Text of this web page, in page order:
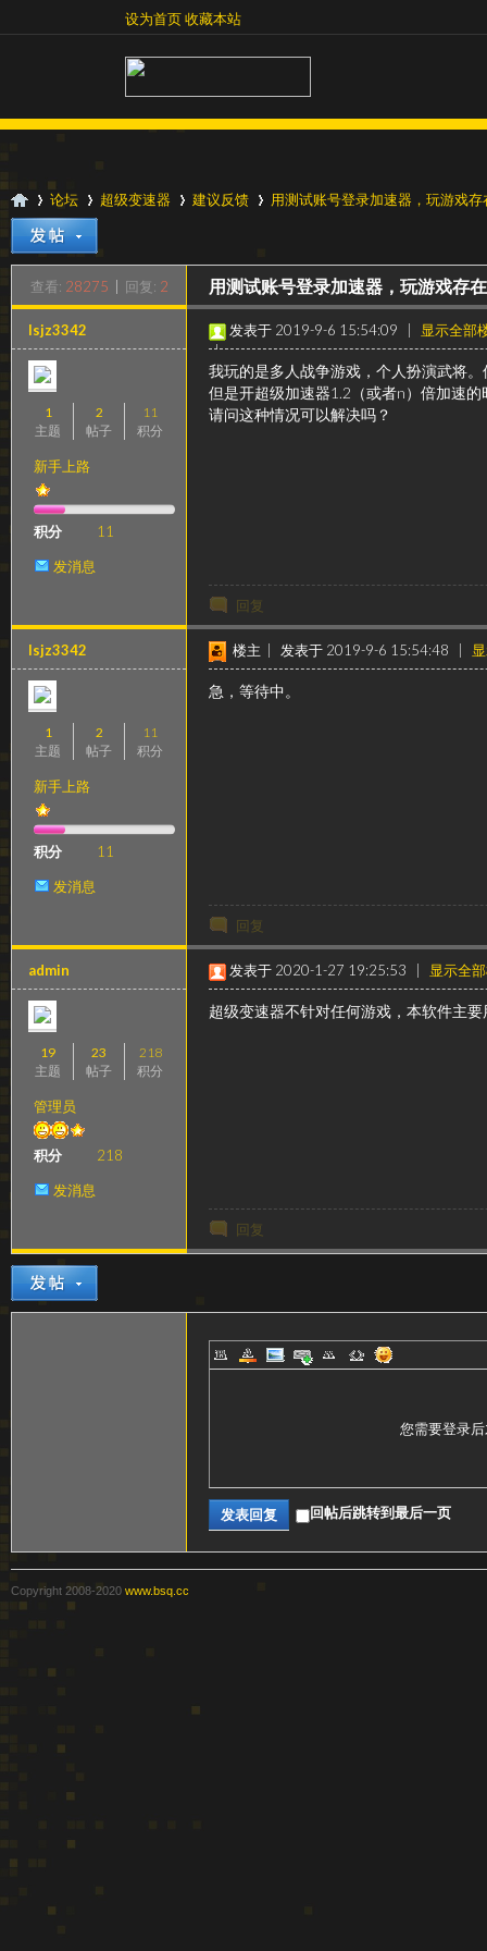
收藏本站设为首页收藏本站
速
方
»
论坛
›
超级变速器 建议反馈
›
用测试账号登录加速器，玩游戏存
查看: 28275 回复: 2 用测试账号登录加速器，玩游戏存
lsjz3342
1
主题
2
帖子
11
积分
新手上路
积分
11
发消息
发表于 2019-9-6 15:54:09
显示全部
|
阅读模式
我玩的是多人战争游戏，个人扮演武将
但是开超级加速器1.2（或者n）倍加速
请问这种情况可以解决吗？
回复
lsjz3342
1
主题
2
帖子
11
积分
新手上路
积分
11
发消息
楼主 发表于 2019-9-6 15:54:48
急，等待中。
回复
admin
19
主题
23
帖子
218
积分
管理员
积分
218
发消息
发表于 2020-1-27 19:25:53 显示全
超级变速器不针对任何游戏，本软件主
回复
您需要登录
发表回复 回帖后跳转到最后一页
Copyright 2008-2020 www.bsq.cc